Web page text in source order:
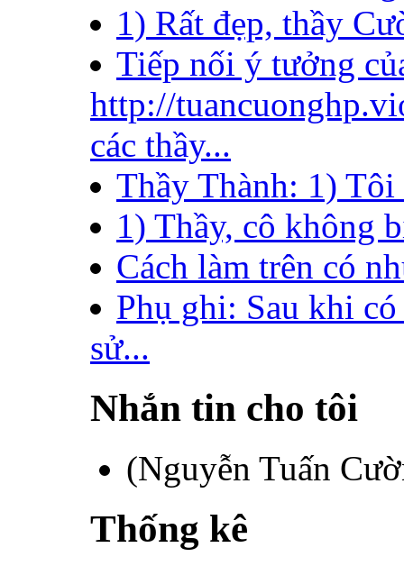
1) Rất đẹp, thầy
Tiếp nối ý tưởng
http://
các thầy...
Thầy Thành: 1) Tôi
1) Thầy, cô không
Cách làm trên có
Phụ ghi: Sau khi
sử...
Nhắn tin cho tôi
(Nguyễn Tuấn
Thống kê